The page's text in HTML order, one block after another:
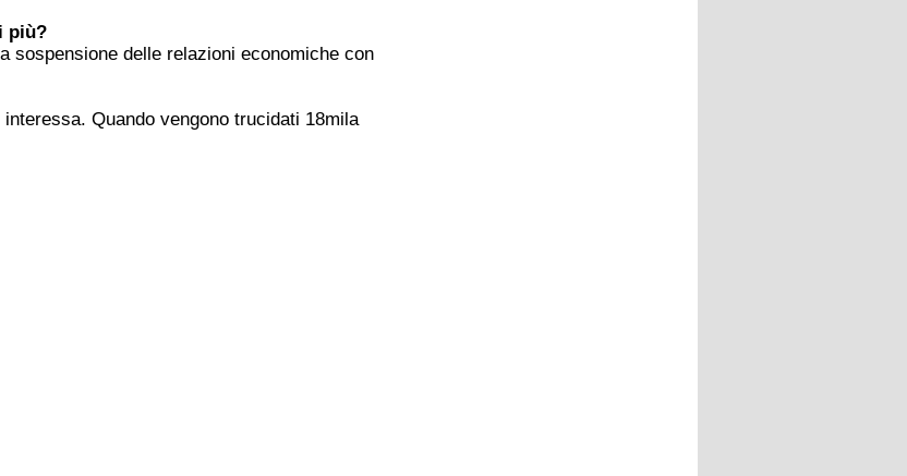
più?
sospensione delle relazioni economiche con
Quando vengono trucidati 18mila